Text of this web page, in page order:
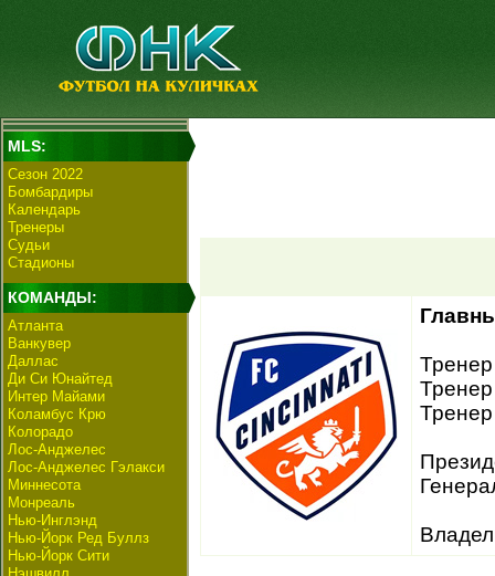
MLS:
Сезон 2022
Бомбардиры
Календарь
Тренеры
Судьи
Стадионы
КОМАНДЫ:
Атланта
Ванкувер
Даллас
Ди Си Юнайтед
Интер Майами
Коламбус Крю
Колорадо
Лос-Анджелес
Лос-Анджелес Гэлакси
Миннесота
Монреаль
Нью-Инглэнд
Нью-Йорк Ред Буллз
Нью-Йорк Сити